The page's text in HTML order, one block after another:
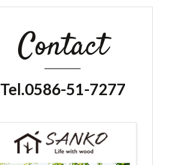
Contact
Tel.0586-51-7277